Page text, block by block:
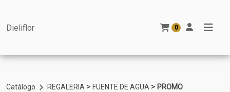
Dieliflor 0
Catálogo REGALERIA > FUENTE DE AGUA > PROMO